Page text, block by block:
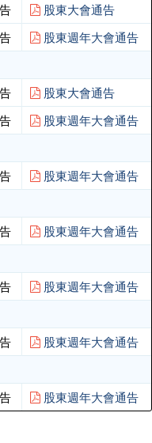
股東大會通告
股東週年大會通告
股東大會通告
股東週年大會通告
股東週年大會通告
股東週年大會通告
股東週年大會通告
股東週年大會通告
股東週年大會通告